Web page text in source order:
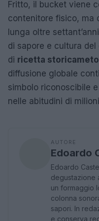
Fritto, il bucket viene
contenitore fisico, ma
lunga oltre
di sapore e cultura
di ricetta storica
diffusione globale
simbolo riconoscibile
nelle abitudini di
AUTORE
Edoardo
Edoardo
degustazione
un formaggio
colonna
sapori. In
e conserva